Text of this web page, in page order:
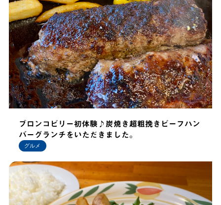
ブロンコビリー初体験♪炭焼き超粗挽きビーフハン
バーグランチをいただきました。
グルメ